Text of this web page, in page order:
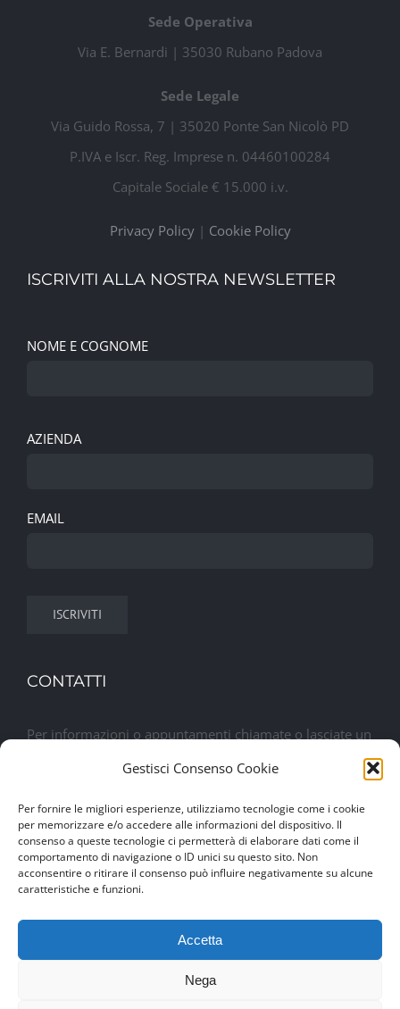
Gestisci Consenso Cookie
Per fornire le migliori esperienze, utilizziamo tecnologie come i cookie
per memorizzare e/o accedere alle informazioni del dispositivo. Il
consenso a queste tecnologie ci permetterà di elaborare dati come il
comportamento di navigazione o ID unici su questo sito. Non
acconsentire o ritirare il consenso può influire negativamente su alcune
caratteristiche e funzioni.
Accetta
Nega
Sede Operativa
Via E. Bernardi | 35030 Rubano Padova
Sede Legale
Via Guido Rossa, 7 | 35020 Ponte San Nicolò PD
P.IVA e Iscr. Reg. Imprese n. 04460100284
Capitale Sociale € 15.000 i.v.
Privacy Policy| Cookie Policy
ISCRIVITI ALLA NOSTRA NEWSLETTER
NOME E COGNOME
AZIENDA
EMAIL
CONTATTI
Per informazioni o appuntamenti chiamate o lasciate un
messaggio. Sarete contattati al più presto
Lasciaci un messaggio